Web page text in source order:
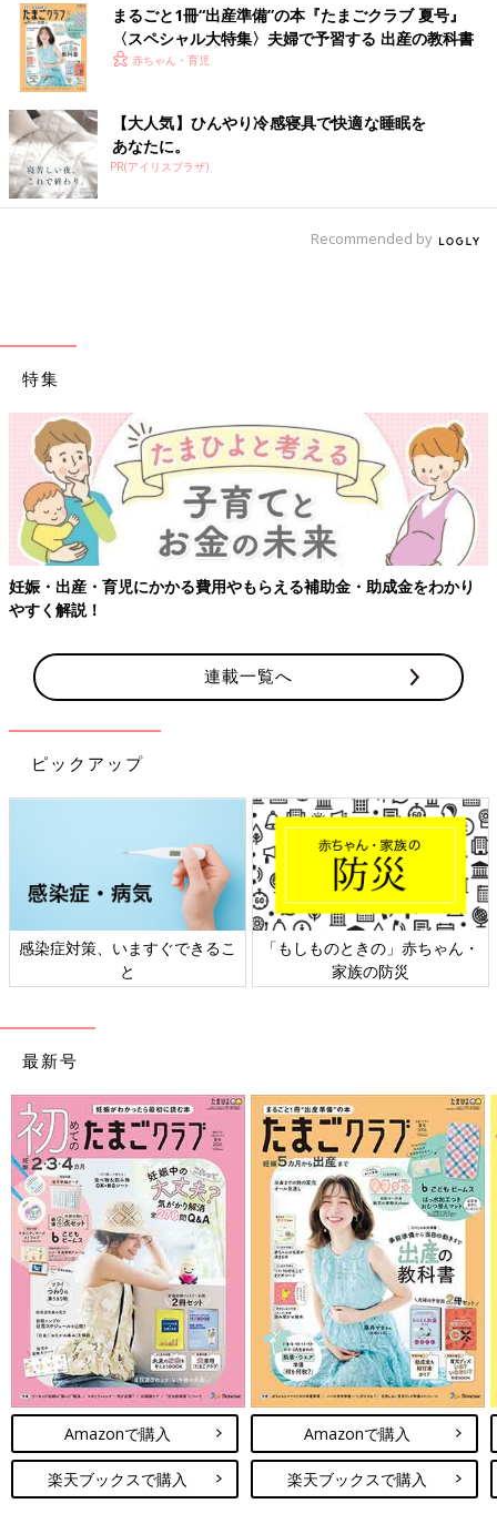
まるごと1冊“出産準備”の本『たまごクラブ 夏号』
〈スペシャル大特集〉夫婦で予習する 出産の教科書
赤ちゃん・育児
【大人気】ひんやり冷感寝具で快適な睡眠を
あなたに。
PR(アイリスプラザ)
Recommended by
特集
妊娠・出産・育児にかかる費用やもらえる補助金・助成金をわかり
やすく解説！
連載一覧へ
ピックアップ
感染症対策、いますぐできるこ
と
「もしものときの」赤ちゃん・
家族の防災
最新号
Amazonで購入
楽天ブックスで購入
Amazonで購入
楽天ブックスで購入